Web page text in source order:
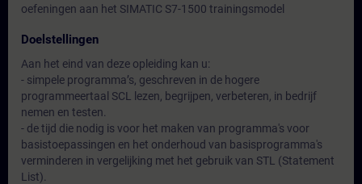
oefeningen aan het SIMATIC S7-1500 trainingsmodel
Doelstellingen
Aan het eind van deze opleiding kan u:
- simpele programma’s, geschreven in de hogere
programmeertaal SCL lezen, begrijpen, verbeteren, in bedrijf
nemen en testen.
- de tijd die nodig is voor het maken van programma's voor
basistoepassingen en het onderhoud van basisprogramma's
verminderen in vergelijking met het gebruik van STL (Statement
List).